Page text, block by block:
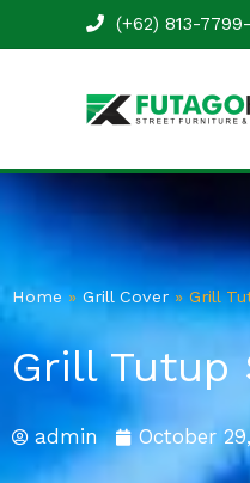
to
(+62) 813-
Home » Grill Cover » Grill
Grill Tutup
admin October